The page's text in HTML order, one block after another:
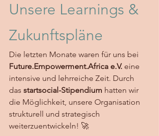
Unsere Learnings &
Zukunftspläne
Die letzten Monate waren für uns bei
Future.Empowerment.Africa e.V. eine
intensive und lehrreiche Zeit. Durch
das startsocial-Stipendium hatten wir
die Möglichkeit, unsere Organisation
strukturell und strategisch
weiterzuentwickeln! 🚀